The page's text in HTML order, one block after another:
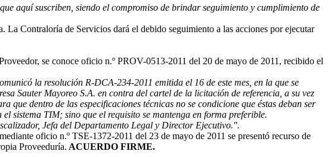
aquí suscriben, siendo el compromiso de brindar seguimiento y cumplimiento de
La Contraloría de Servicios dará el debido seguimiento a las acciones por ejecutar
se conoce oficio n.º PROV-0513-2011 del 20 de mayo de 2011, recibido el
la resolución R-DCA-234-2011 emitida el 16 de este mes, en la que se
Sauter Mayoreo S.A. en contra del cartel de la licitación de referencia, a su vez
dentro de las especificaciones técnicas no se condicione que éstas deban ser
sistema TIM; sino que el requisito se mantenga en forma preferible.
Jefa del Departamento Legal y Director Ejecutivo.".
oficio n.º TSE-1372-2011 del 23 de mayo de 2011 se presentó recurso de
Proveeduría. ACUERDO FIRME.